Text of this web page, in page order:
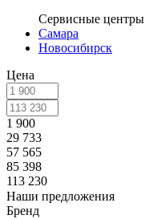
Сервисные центры
Самара
Новосибирск
Цена
1 900
29 733
57 565
85 398
113 230
Наши предложения
Бренд